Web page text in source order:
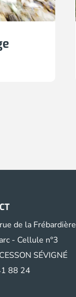
de la Frébardière
- Cellule n°3
SÉVIGNÉ
88 24